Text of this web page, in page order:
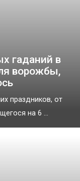
гаданий в
ворожбы,
праздников, от
на 6 ...